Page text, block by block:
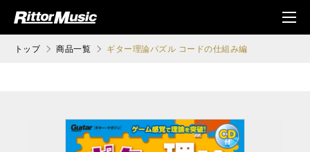
ジック (Rittor Musi
メニ
ュ
トップ 商品一覧 ギター理論パズル コードの仕組み編